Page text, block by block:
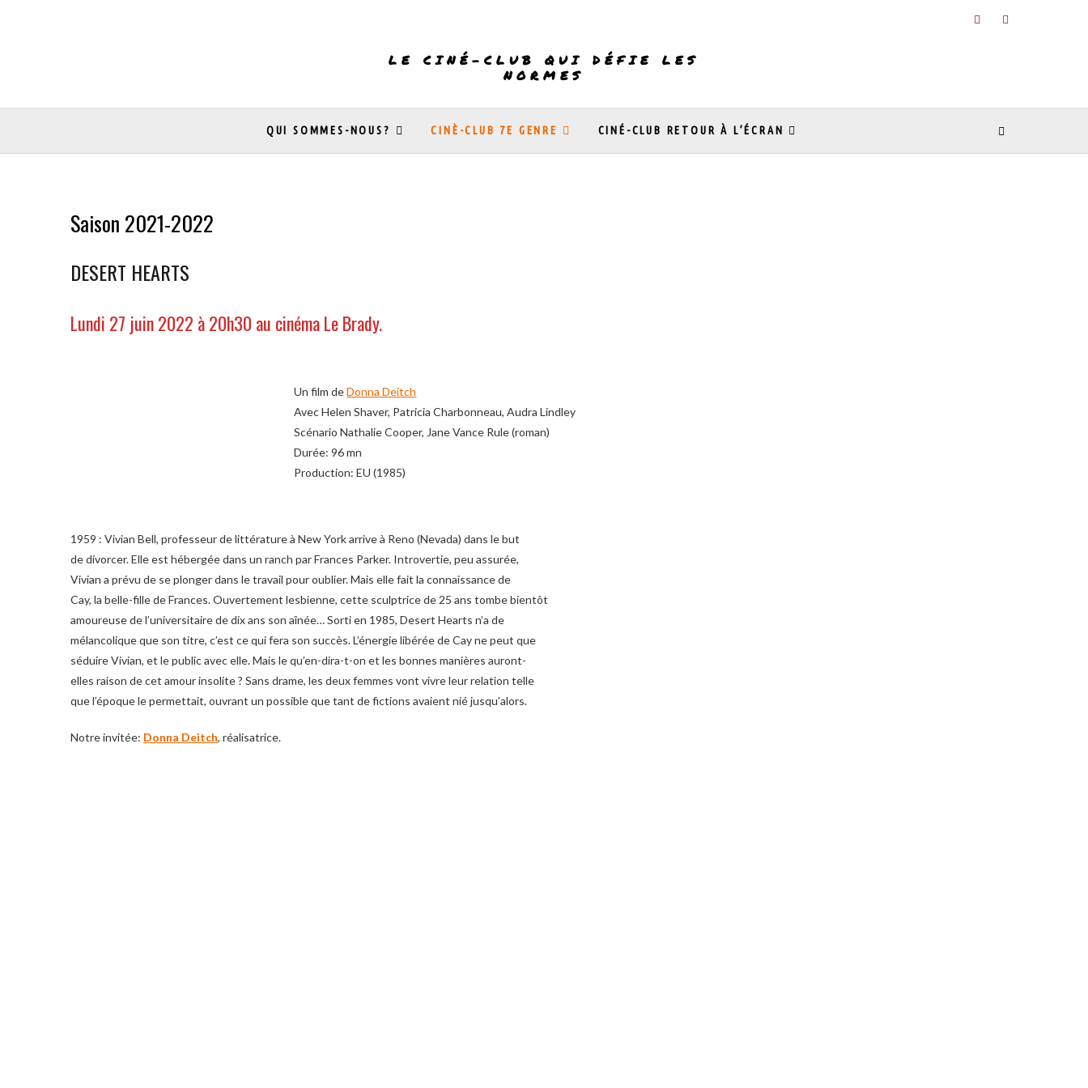
LE CINÉ-CLUB QUI DÉFIE LES
NORMES
QUI SOMMES-NOUS? CINÈ-CLUB 7E GENRE CINÉ-CLUB RETOUR À L’ÉCRAN
Saison 2021-2022
DESERT HEARTS
Lundi 27 juin 2022 à 20h30 au cinéma Le Brady.
Un film deDonna Deitch
Avec Helen Shaver, Patricia Charbonneau, Audra Lindley
Scénario Nathalie Cooper, Jane Vance Rule (roman)
Durée: 96 mn
Production: EU (1985)
1959 : Vivian Bell, professeur de littérature à New York arrive à Reno (Nevada) dans le but
de divorcer. Elle est hébergée dans un ranch par Frances Parker. Introvertie, peu assurée,
Vivian a prévu de se plonger dans le travail pour oublier. Mais elle fait la connaissance de
Cay, la belle-fille de Frances. Ouvertement lesbienne, cette sculptrice de 25 ans tombe bientôt
amoureuse de l’universitaire de dix ans son aînée… Sorti en 1985, Desert Hearts n’a de
mélancolique que son titre, c’est ce qui fera son succès. L’énergie libérée de Cay ne peut que
séduire Vivian, et le public avec elle. Mais le qu’en-dira-t-on et les bonnes manières auront-
elles raison de cet amour insolite ? Sans drame, les deux femmes vont vivre leur relation telle
que l’époque le permettait, ouvrant un possible que tant de fictions avaient nié jusqu’alors.
Notre invitée: Donna Deitch, réalisatrice.